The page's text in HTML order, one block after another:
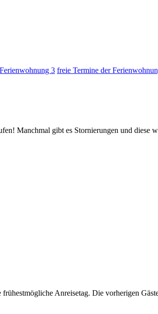
3 freie Termine der
Manchmal gibt es Stornierungen und diese
Anreisetag. Die vorherigen